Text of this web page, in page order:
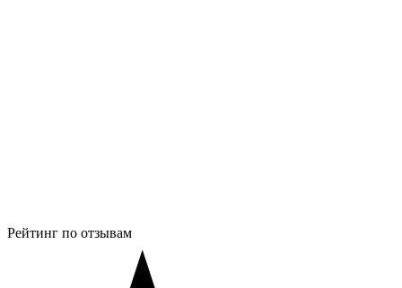
Рейтинг по отзывам